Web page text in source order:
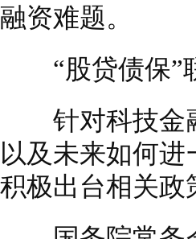
融资难题。
“股贷债保”
针对科技金融
以及未来如何
积极出台相关政